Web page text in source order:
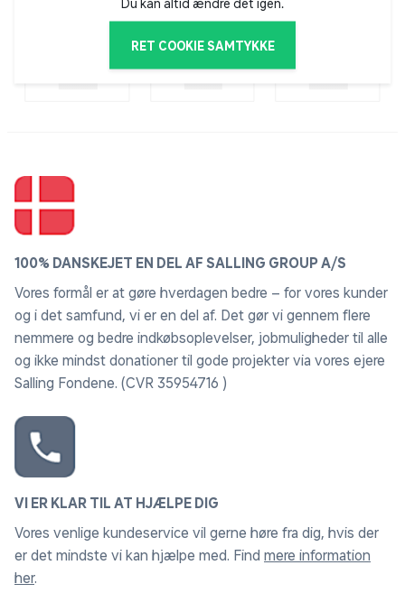
2 håndledsbeskyttere
Brudsikre plastskaller
Justerbare velcrolukninger
Ventilationshuller for øget komfort
For information vedrørende beskyttelses udstyr gå til:
https://skeight.dk/vare/sgs359bl
Du kan altid ændre det igen.
RET COOKIE SAMTYKKE
100% DANSKEJET EN DEL AF SALLING GROUP A/S
Vores formål er at gøre hverdagen bedre – for vores kunder
og i det samfund, vi er en del af. Det gør vi gennem flere
nemmere og bedre indkøbsoplevelser, jobmuligheder til alle
og ikke mindst donationer til gode projekter via vores ejere
Salling Fondene. (CVR 35954716 )
VI ER KLAR TIL AT HJÆLPE DIG
Vores venlige kundeservice vil gerne høre fra dig, hvis der
er det mindste vi kan hjælpe med. Find mere information
her.